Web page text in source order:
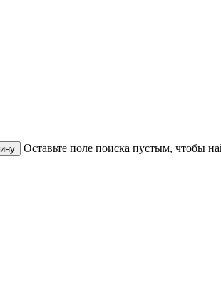
Оставьте поле поиска пустым, чтобы